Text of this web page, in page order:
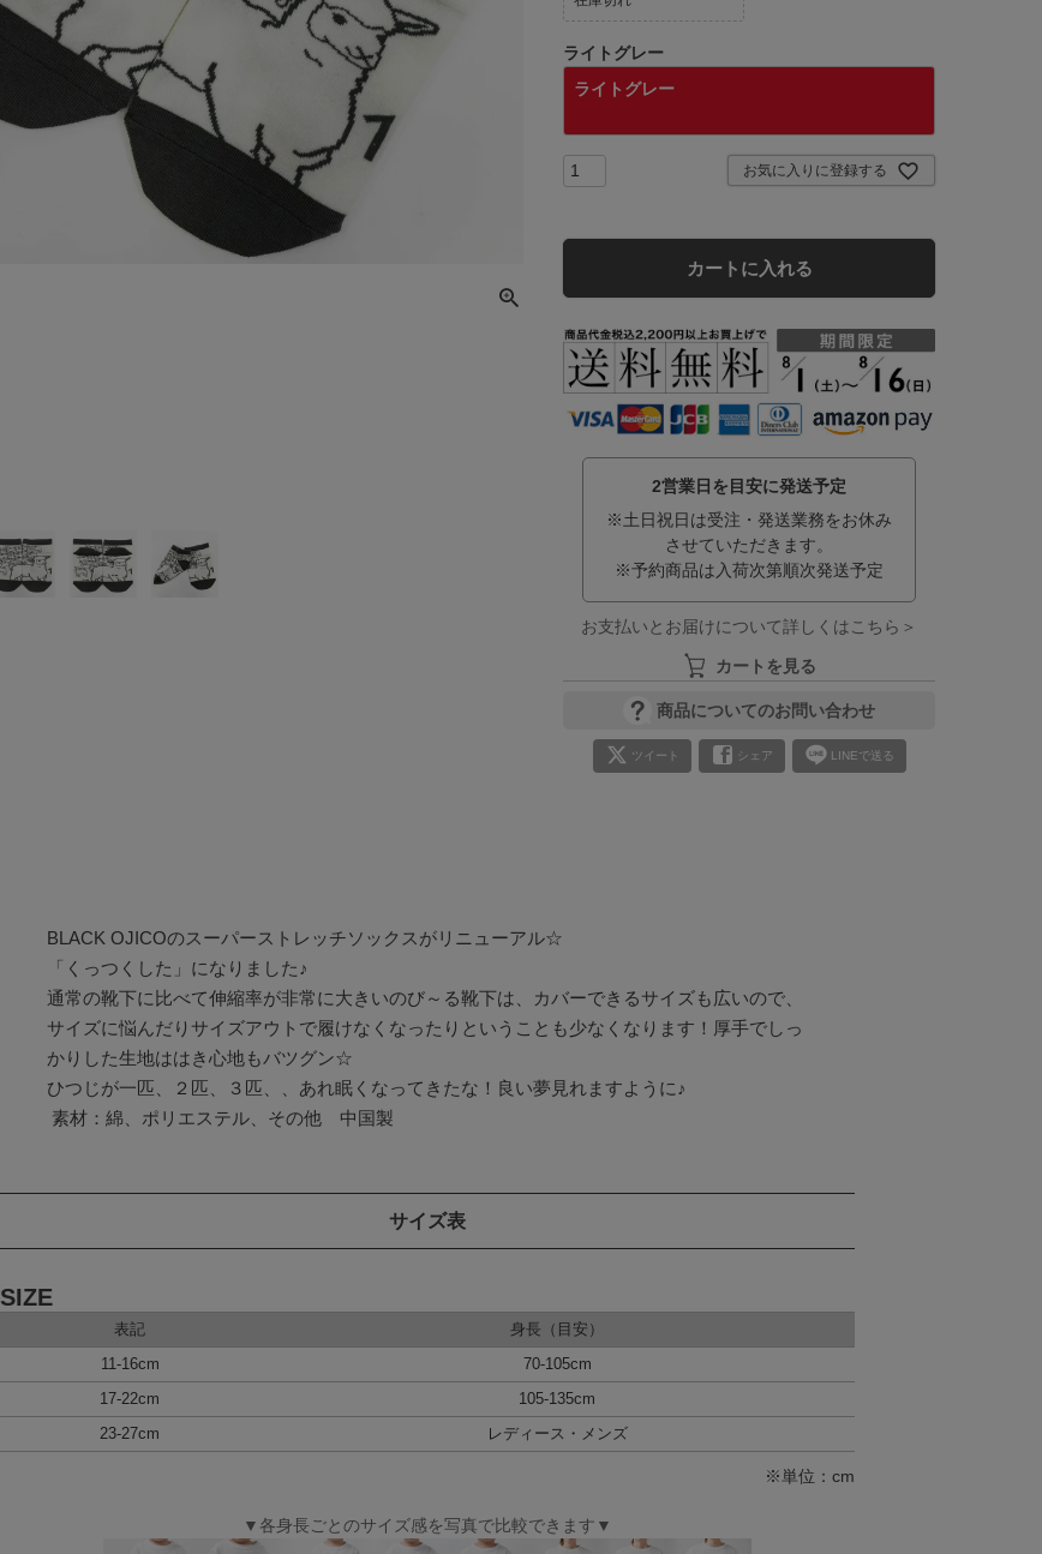
ライトグレー
ライトグレー
お気に入りに登録する
カートに入れる
2営業日を目安に発送予定
※土日祝日は受注・発送業務をお休み
させていただきます。
※予約商品は入荷次第順次発送予定
お支払いとお届けについて詳しくはこちら＞
カートを見る
商品についてのお問い合わせ
ツイート シェア LINEで送る
BLACK OJICOのスーパーストレッチソックスがリニューアル☆
「くっつくした」になりました♪
通常の靴下に比べて伸縮率が非常に大きいのび～る靴下は、カバーできるサイズも広いので、
サイズに悩んだりサイズアウトで履けなくなったりということも少なくなります！厚手でしっ
かりした生地ははき心地もバツグン☆
ひつじが一匹、２匹、３匹、、あれ眠くなってきたな！良い夢見れますように♪
素材：綿、ポリエステル、その他　中国製
サイズ表
SIZE
表記 身長（目安）
11-16cm 70-105cm
17-22cm 105-135cm
23-27cm レディース・メンズ
※単位：cm
▼各身長ごとのサイズ感を写真で比較できます▼